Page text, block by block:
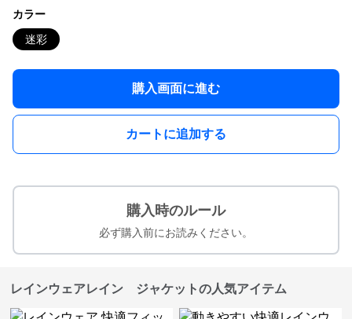
カラー
迷彩
購入画面に進む
カートに追加する
購入時のルール
必ず購入前にお読みください。
レインウェアレイン ジャケットの人気アイテム